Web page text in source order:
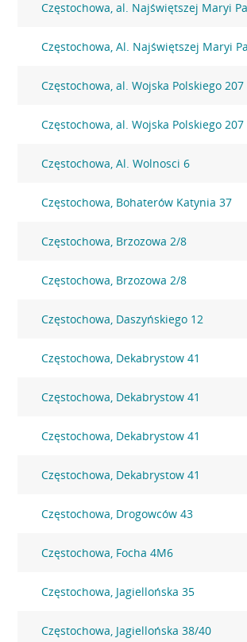
Częstochowa, al. Najświętszej Maryi
Częstochowa, Al. Najświętszej Maryi
Częstochowa, al. Wojska Polskiego 207
Częstochowa, al. Wojska Polskiego 207
Częstochowa, Al. Wolnosci 6
Częstochowa, Bohaterów Katynia 37
Częstochowa, Brzozowa 2/8
Częstochowa, Brzozowa 2/8
Częstochowa, Daszyńskiego 12
Częstochowa, Dekabrystow 41
Częstochowa, Dekabrystow 41
Częstochowa, Dekabrystow 41
Częstochowa, Dekabrystow 41
Częstochowa, Drogowców 43
Częstochowa, Focha 4M6
Częstochowa, Jagiellońska 35
Częstochowa, Jagiellońska 38/40